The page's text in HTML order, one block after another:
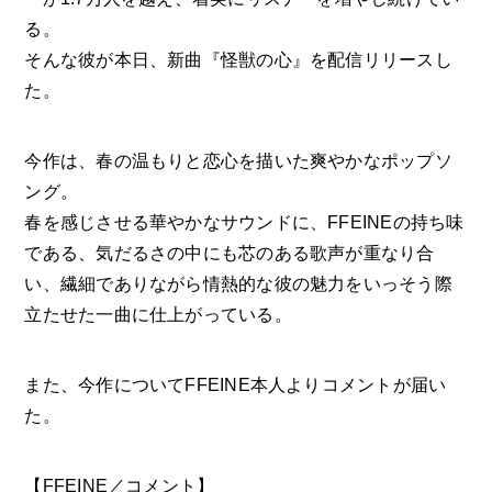
る。
そんな彼が本日、新曲『怪獣の心』を配信リリースし
た。
今作は、春の温もりと恋心を描いた爽やかなポップソ
ング。
春を感じさせる華やかなサウンドに、FFEINEの持ち味
である、気だるさの中にも芯のある歌声が重なり合
い、繊細でありながら情熱的な彼の魅力をいっそう際
立たせた一曲に仕上がっている。
また、今作についてFFEINE本人よりコメントが届い
た。
【FFEINE／コメント】